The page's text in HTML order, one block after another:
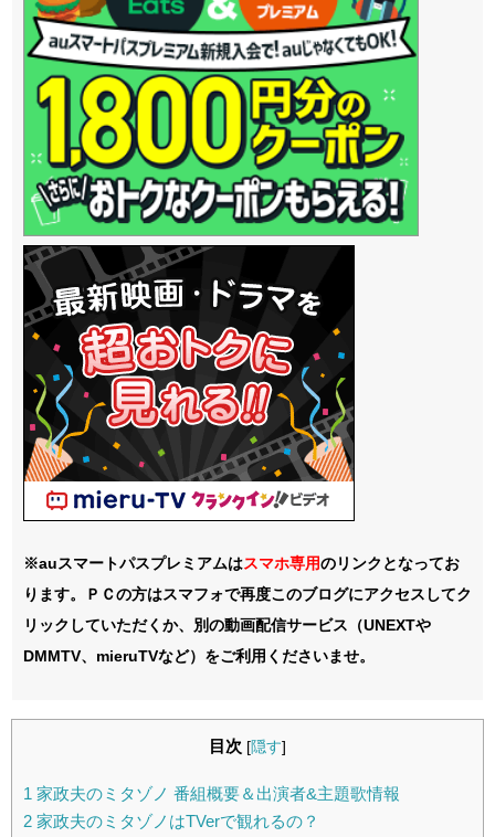
※auスマートパスプレミアムはスマホ専用のリンクとなってお
ります。ＰＣの方はスマフォで再度このブログにアクセスしてク
リックしていただくか、別の動画配信サービス（UNEXTや
DMMTV、mieruTVなど）をご利用くださいませ。
目次 [隠す]
1 家政夫のミタゾノ 番組概要＆出演者&主題歌情報
2 家政夫のミタゾノはTVerで観れるの？